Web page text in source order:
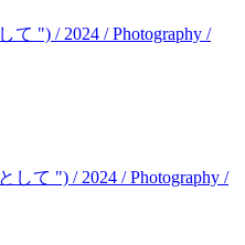
て ") / 2024 / Photography /
して ") / 2024 / Photography /